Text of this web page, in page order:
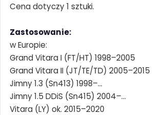
Cena dotyczy 1 sztuki.
Zastosowanie:
w Europie:
Grand Vitara I (FT/HT) 1998–2005
Grand Vitara II (JT/TE/TD) 2005–2015
Jimny 1.3 (Sn413) 1998–…
Jimny 1.5 DDiS (Sn415) 2004–…
Vitara (LY) ok. 2015–2020